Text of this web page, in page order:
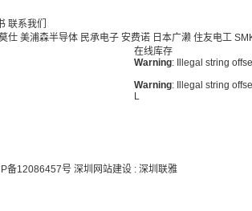
联系我们
仕 美浦森半导体 民承电子 安费诺 日本广濑 住友电工
在线库存
Warning: Illegal string
Warning: Illegal string
L
备12086457号 深圳网站建设: 深圳联雅